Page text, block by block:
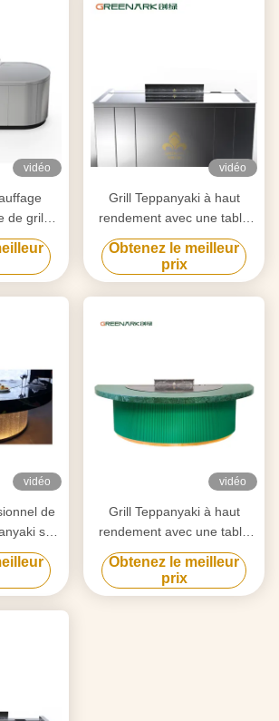
vidéo
de gril
la
vidéo
Grill Teppanyaki à haut
rendement avec une table
de 20 mm en acier allié de
qualité alimentaire et un
chauffage intelligent
Obtenez le meilleur
prix
vidéo
de
sur
gratuit
Hibachi
vidéo
Grill Teppanyaki à haut
rendement avec une table
de 20 mm en acier allié de
qualité alimentaire et un
chauffage intelligent
Obtenez le meilleur
prix